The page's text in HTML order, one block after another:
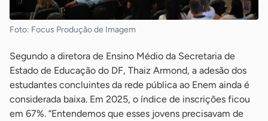
Foto: Focus Produção de Imagem
Segundo a diretora de Ensino Médio da Secretaria de
Estado de Educação do DF, Thaiz Armond, a adesão dos
estudantes concluintes da rede pública ao Enem ainda é
considerada baixa. Em 2025, o índice de inscrições ficou
em 67%. “Entendemos que esses jovens precisavam de